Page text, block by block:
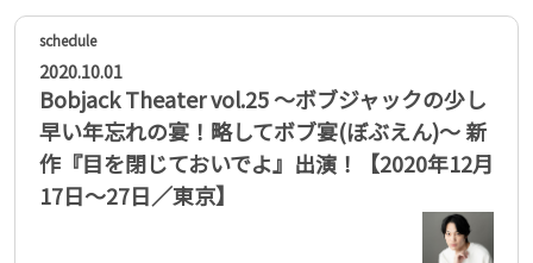
2020.10.01
Bobjack Theater vol.25 〜ボブジャックの少し
早い年忘れの宴！略してボブ宴(ぼぶえん)〜 新
作『目を閉じておいでよ』出演！【2020年12月
17日〜27日／東京】